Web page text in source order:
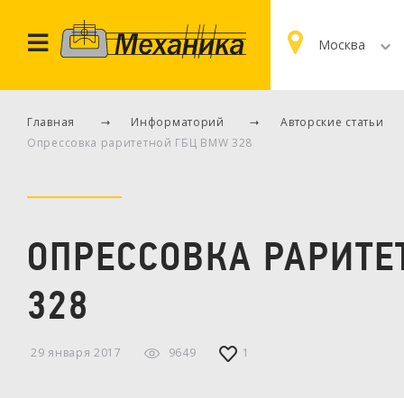
Москва
Главная Информаторий
Авторские статьи
Опрессовка раритетной ГБЦ BMW 328
ОПРЕССОВКА
328
29 января 2017 9649 1